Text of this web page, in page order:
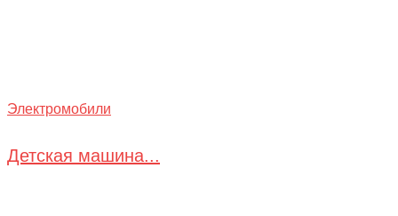
Электромобили
Детская машина...